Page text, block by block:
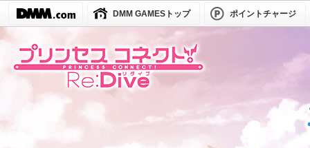
DMM GAMESトップ ポイントチャージ